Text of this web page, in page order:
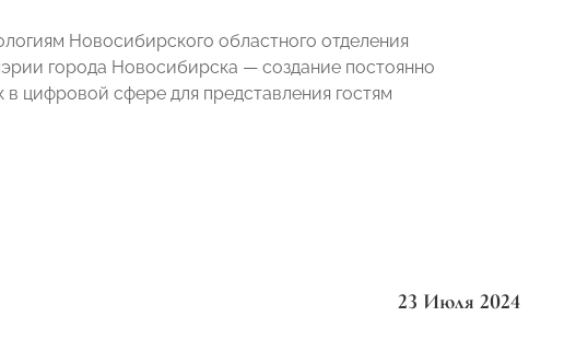
Новосибирского областного отделения
города Новосибирска — создание постоянно
цифровой сфере для представления гостям
23 Июля 2024